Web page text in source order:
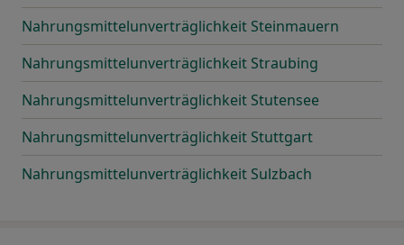
Nahrungsmittelunverträglichkeit Steinmauern
Nahrungsmittelunverträglichkeit Straubing
Nahrungsmittelunverträglichkeit Stutensee
Nahrungsmittelunverträglichkeit Stuttgart
Nahrungsmittelunverträglichkeit Sulzbach